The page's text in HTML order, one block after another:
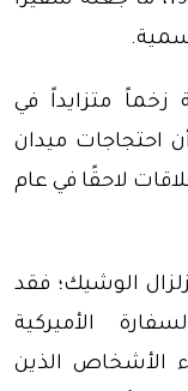
زخماً متزايداً في
احتجاجات ميدان
لاحقًا في عام
الوشيك؛ فقد
الأميركية
الأشخاص الذين